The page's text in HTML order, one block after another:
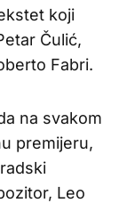
koji
Čulić,
Fabri.
na svakom
premijeru,
Leo